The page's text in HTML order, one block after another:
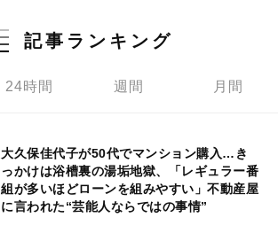
記事ランキング
24時間 週間 月間
大久保佳代子が50代でマンション購入…き
っかけは浴槽裏の湯垢地獄、「レギュラー番
組が多いほどローンを組みやすい」不動産屋
に言われた“芸能人ならではの事情”